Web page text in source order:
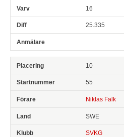
16
25.335
10
55
Niklas Falk
SWE
SVKG